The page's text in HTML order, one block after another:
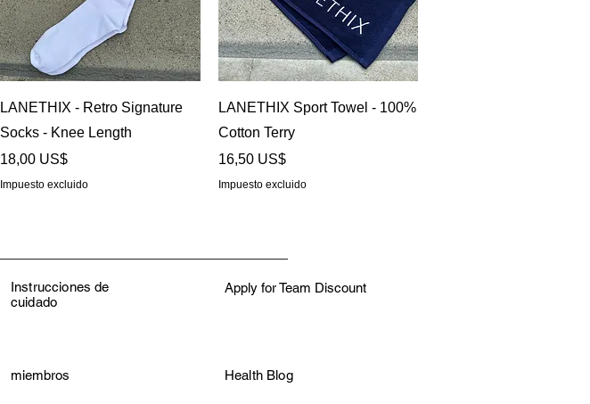
Vista rápida
LANETHIX - Retro Signature
Socks - Knee Length
Precio
18,00 US$
Impuesto excluido
Vista rápida
LANETHIX Sport Towel - 100%
Cotton Terry
Precio
16,50 US$
Impuesto excluido
Instrucciones de
cuidado
miembros
Apply for Team Discount
Health Blog